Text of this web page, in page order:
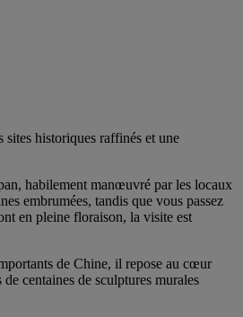
sites historiques raffinés et une
habilement manœuvré par les locaux
embrumées, tandis que vous passez
en pleine floraison, la visite est
de Chine, il repose au cœur
centaines de sculptures murales